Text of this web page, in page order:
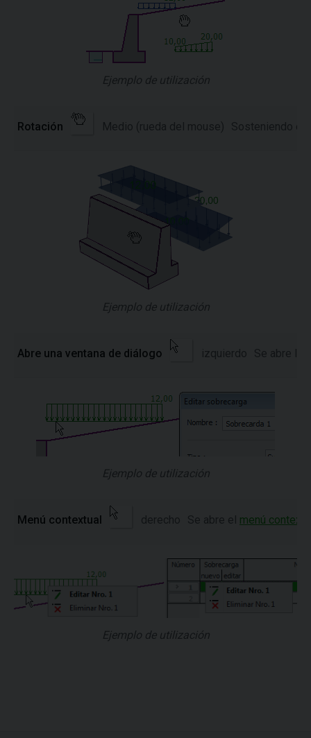
Ejemplo de utilización
Rotación Medio (rueda del mouse) Sosteniendo el
Ejemplo de utilización
Abre una ventana de diálogo izquierdo Se abre la
Ejemplo de utilización
Menú contextual derecho Se abre el menú
Ejemplo de utilización